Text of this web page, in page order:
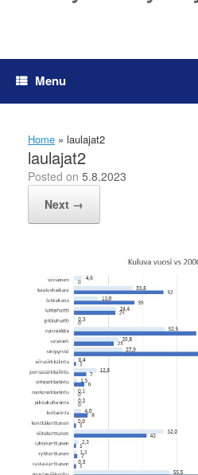
Menu
Home » laulajat2
laulajat2
Posted on 5.8.2023
Next →